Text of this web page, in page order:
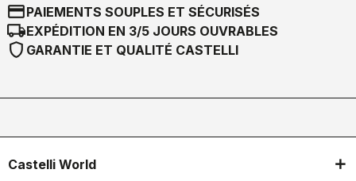
credit_cardPAIEMENTS SOUPLES ET SÉCURISÉS
local_shippingEXPÉDITION EN 3/5 JOURS OUVRABLES
shield GARANTIE ET QUALITÉ CASTELLI
Castelli World